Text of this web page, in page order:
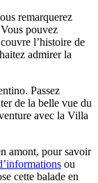
remarquerez
pouvez
l’histoire de
admirer la
Passez
de la belle vue du
avec la Villa
amont, pour savoir
ou
cette balade en